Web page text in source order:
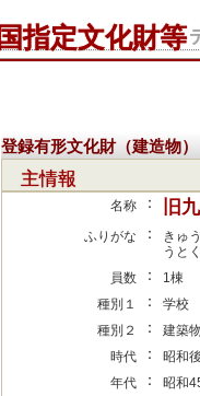
国指定文化財等
登録有形文化財（建造物）
主情報
名称 ： 旧
ふりがな ：
きゅ
うと
員数
：
1棟
種別１
：
学校
種別２
：
建築物
時代
：
昭和後
年代
：
昭和